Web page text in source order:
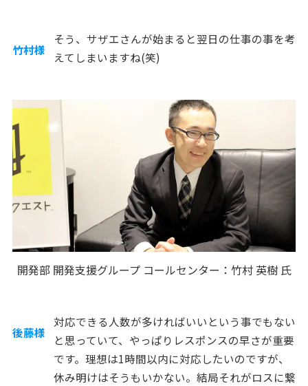
竹村様
そう、サザエさんが始まると翌日の仕事の事を考
えてしまいますね(笑)
開発部 開発支援グループ コールセンター：竹村 英樹 氏
後藤様
対応できる人数が多ければいいという事でもない
と思っていて、やっぱりレスポンスの早さが重要
です。理想は1時間以内に対応したいのですが、
休み明けはそうもいかない。結局それがロスに繋